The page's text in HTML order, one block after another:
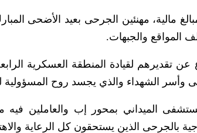
مالية، مهنئين الجرحى بعيد الأضحى
المواقع والجبهات.
عن تقديرهم لقيادة المنطقة العسكرية
وأسر الشهداء والذي يجسد روح المسؤولية
الميداني بمحور إب والعاملين
بالجرحى الذين يستحقون كل الرعاية